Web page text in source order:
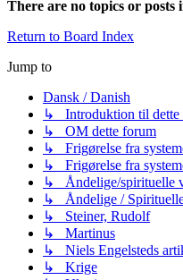
There are no topics or posts
Return to Board Index
Jump to
Dansk / Danish
↳ Introduktion til dette
↳ OM dette forum
↳ Frigørelse fra
↳ Frigørelse fra
↳ Åndelige/spirituelle
↳ Åndelige /
↳ Steiner, Rudolf
↳ Martinus
↳ Niels Engelsteds
↳ Krige